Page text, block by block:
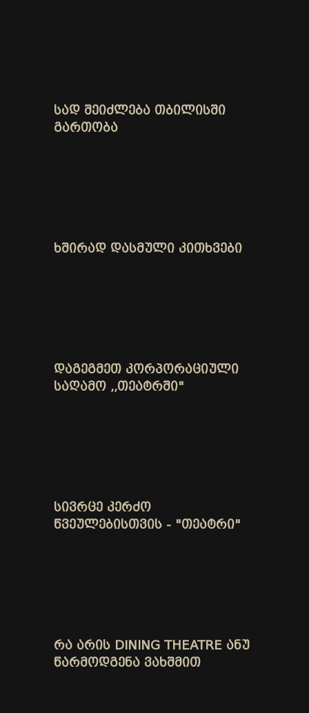
ᲡᲐᲓ ᲨᲔᲘᲫᲚᲔᲑᲐ ᲗᲑᲘᲚᲘᲡᲨᲘ
ᲒᲐᲠᲗᲝᲑᲐ
ᲮᲨᲘᲠᲐᲓ ᲓᲐᲡᲛᲣᲚᲘ ᲙᲘᲗᲮᲕᲔᲑᲘ
ᲓᲐᲒᲔᲒᲛᲔᲗ ᲙᲝᲠᲞᲝᲠᲐᲪᲘᲣᲚᲘ
ᲡᲐᲦᲐᲛᲝ ,,ᲗᲔᲐᲢᲠᲨᲘ"
ᲡᲘᲕᲠᲪᲔ ᲙᲔᲠᲫᲝ
ᲬᲕᲔᲣᲚᲔᲑᲘᲡᲗᲕᲘᲡ - "ᲗᲔᲐᲢᲠᲘ"
ᲠᲐ ᲐᲠᲘᲡ DINING THEATRE ᲐᲜᲣ
ᲬᲐᲠᲛᲝᲓᲒᲔᲜᲐ ᲕᲐᲮᲨᲛᲘᲗ